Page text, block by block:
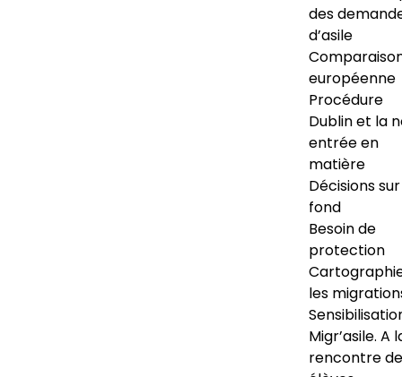
des
d’asile
européenne
Procédure
Dublin et la
entrée en
matière
Décisions
fond
Besoin de
protection
les
Migr’asile. A
rencontre